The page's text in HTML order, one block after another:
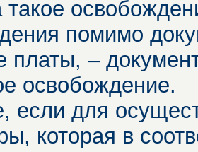
такое
помимо
платы, –
освобождение.
если для
которая в